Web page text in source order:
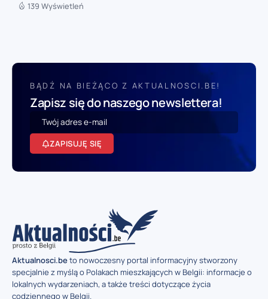
139 Wyświetleń
BĄDŹ NA BIEŻĄCO Z AKTUALNOSCI.BE!
Zapisz się do naszego newslettera!
ZAPISUJĘ SIĘ
Aktualnosci.beto nowoczesny portal informacyjny stworzony
specjalnie z myślą o Polakach mieszkających w Belgii: informacje o
lokalnych wydarzeniach, a także treści dotyczące życia
codziennego w Belgii.